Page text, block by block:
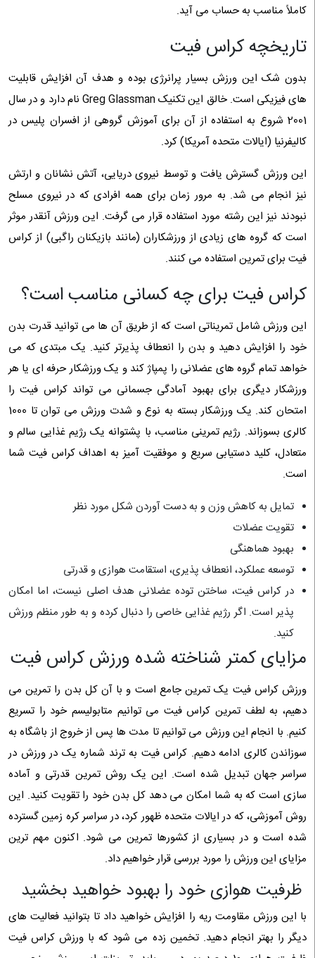
کاملاً مناسب به حساب می آید.
تاریخچه کراس فیت
بدون شک این ورزش بسیار پرانرژی بوده و هدف آن افزایش قابلیت
های فیزیکی است. خالق این تکنیک Greg Glassman نام دارد و در سال
2001 شروع به استفاده از آن برای آموزش گروهی از افسران پلیس در
کالیفرنیا (ایالات متحده آمریکا) کرد.
این ورزش گسترش یافت و توسط نیروی دریایی، آتش نشانان و ارتش
نیز انجام می شد. به مرور زمان برای همه افرادی که در نیروی مسلح
نبودند نیز این رشته مورد استفاده قرار می گرفت. این ورزش آنقدر موثر
است که گروه های زیادی از ورزشکاران (مانند بازیکنان راگبی) از کراس
فیت برای تمرین استفاده می کنند.
کراس فیت برای چه کسانی مناسب است؟
این ورزش شامل تمریناتی است که از طریق آن ها می توانید قدرت بدن
خود را افزایش دهید و بدن را انعطاف پذیرتر کنید. یک مبتدی که می
خواهد تمام گروه های عضلانی را پمپاژ کند و یک ورزشکار حرفه ای یا هر
ورزشکار دیگری برای بهبود آمادگی جسمانی می تواند کراس فیت را
امتحان کند. یک ورزشکار بسته به نوع و شدت ورزش می توان تا 1000
کالری بسوزاند. رژیم تمرینی مناسب، با پشتوانه یک رژیم غذایی سالم و
متعادل، کلید دستیابی سریع و موفقیت آمیز به اهداف کراس فیت شما
است.
تمایل به کاهش وزن و به دست آوردن شکل مورد نظر
تقویت عضلات
بهبود هماهنگی
توسعه عملکرد، انعطاف پذیری، استقامت هوازی و قدرتی
در کراس فیت، ساختن توده عضلانی هدف اصلی نیست، اما امکان
پذیر است. اگر رژیم غذایی خاصی را دنبال کرده و به طور منظم ورزش
کنید.
مزایای کمتر شناخته شده ورزش کراس فیت
ورزش کراس فیت یک تمرین جامع است و با آن کل بدن را تمرین می
دهیم، به لطف تمرین کراس فیت می توانیم متابولیسم خود را تسریع
کنیم. با انجام این ورزش می توانیم تا مدت ها پس از خروج از باشگاه به
سوزاندن کالری ادامه دهیم. کراس فیت به ترند شماره یک در ورزش در
سراسر جهان تبدیل شده است. این یک روش تمرین قدرتی و آماده
سازی است که به شما امکان می دهد کل بدن خود را تقویت کنید. این
روش آموزشی، که در ایالات متحده ظهور کرد، در سراسر کره زمین گسترده
شده است و در بسیاری از کشورها تمرین می شود. اکنون مهم ترین
مزایای این ورزش را مورد بررسی قرار خواهیم داد.
ظرفیت هوازی خود را بهبود خواهید بخشید
با این ورزش مقاومت ریه را افزایش خواهید داد تا بتوانید فعالیت های
دیگر را بهتر انجام دهید. تخمین زده می شود که با ورزش کراس فیت